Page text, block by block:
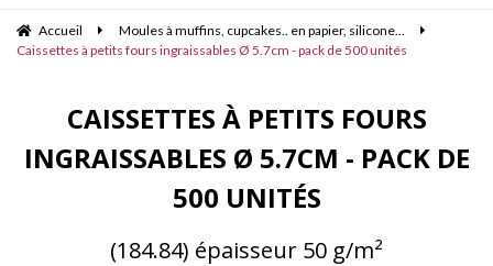
Accueil
Moules à muffins, cupcakes.. en papier, silicone...
Caissettes à petits fours ingraissables Ø 5.7cm - pack de 500 unités
CAISSETTES À PETITS FOURS
INGRAISSABLES Ø 5.7CM - PACK DE
500 UNITÉS
(184.84) épaisseur 50 g/m²